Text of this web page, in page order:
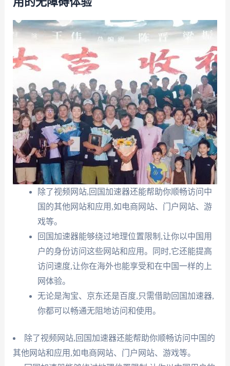
除了视频网站,回国加速器还能帮助你顺畅访问中
国的其他网站和应用,如电商网站、门户网站、游
戏等。
回国加速器能够绕过地理位置限制,让你以中国用
户的身份访问这些网站和应用。同时,它还能提高
访问速度,让你在海外也能享受和在中国一样的上
网体验。
无论是淘宝、京东还是百度,只需借助回国加速器,
你都可以畅通无阻地访问和使用。
除了视频网站,回国加速器还能帮助你顺畅访问中国的
其他网站和应用,如电商网站、门户网站、游戏等。